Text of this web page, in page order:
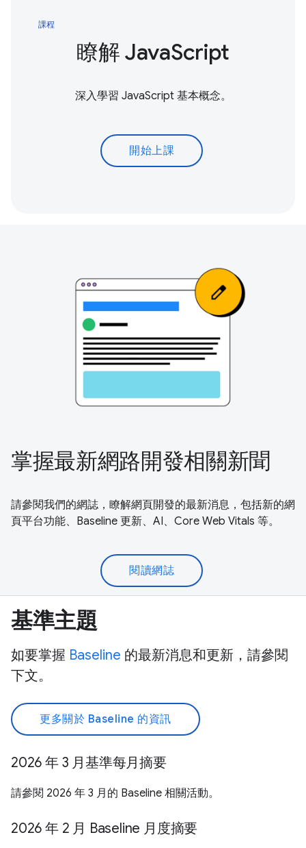
課程
瞭解 JavaScript
深入學習 JavaScript 基本概念。
開始上課
掌握最新網路開發相關新聞
請參閱我們的網誌，瞭解網頁開發的最新消息，包括新的網
頁平台功能、Baseline 更新、AI、Core Web Vitals 等。
閱讀網誌
基準主題
如要掌握 Baseline 的最新消息和更新，請參閱
下文。
更多關於 Baseline 的資訊
2026 年 3 月基準每月摘要
請參閱 2026 年 3 月的 Baseline 相關活動。
2026 年 2 月 Baseline 月度摘要